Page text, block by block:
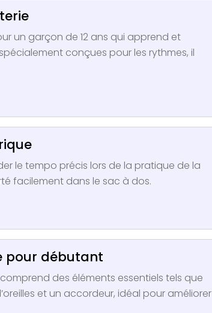
un garçon de 12 ans qui apprend et
conçues pour les rythmes, il
le tempo précis lors de la pratique de la
facilement dans le sac à dos.
pour débutant
des éléments essentiels tels que
et un accordeur, idéal pour améliorer